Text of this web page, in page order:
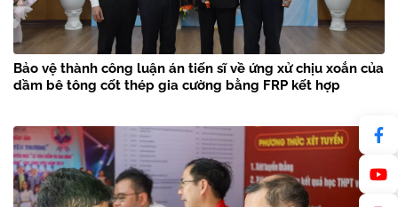
Bảo vệ thành công luận án tiến sĩ về ứng xử chịu xoắn của
dầm bê tông cốt thép gia cường bằng FRP kết hợp